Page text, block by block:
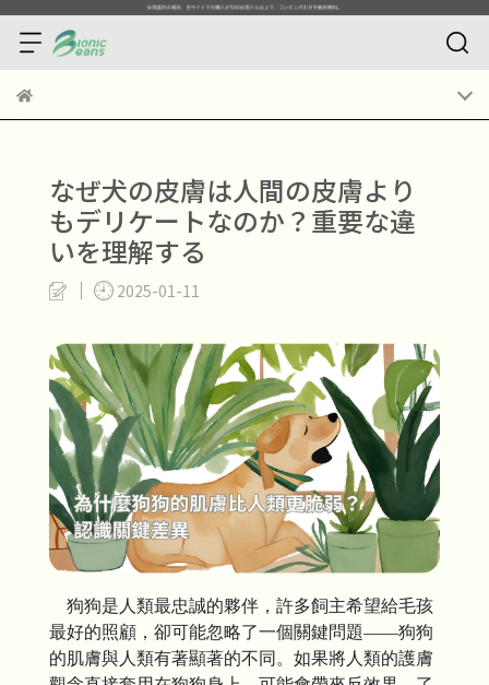
なぜ犬の皮膚は人間の皮膚より
もデリケートなのか？重要な違
いを理解する
2025-01-11
狗狗是人類最忠誠的夥伴，許多飼主希望給毛孩
最好的照顧，卻可能忽略了一個關鍵問題——狗狗
的肌膚與人類有著顯著的不同。如果將人類的護膚